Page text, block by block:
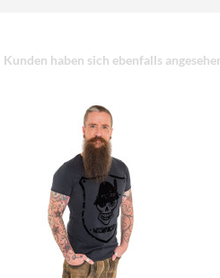
Kunden haben sich ebenfalls